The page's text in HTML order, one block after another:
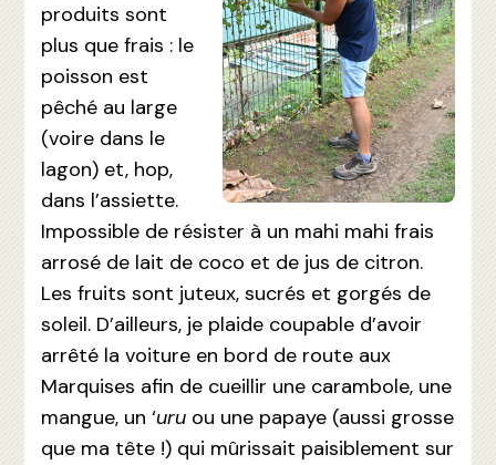
produits sont
plus que frais : le
poisson est
pêché au large
(voire dans le
lagon) et, hop,
dans l’assiette.
Impossible de résister à un mahi mahi frais
arrosé de lait de coco et de jus de citron.
Les fruits sont juteux, sucrés et gorgés de
soleil. D’ailleurs, je plaide coupable d’avoir
arrêté la voiture en bord de route aux
Marquises afin de cueillir une carambole, une
mangue, un ‘uru ou une papaye (aussi grosse
que ma tête !) qui mûrissait paisiblement sur